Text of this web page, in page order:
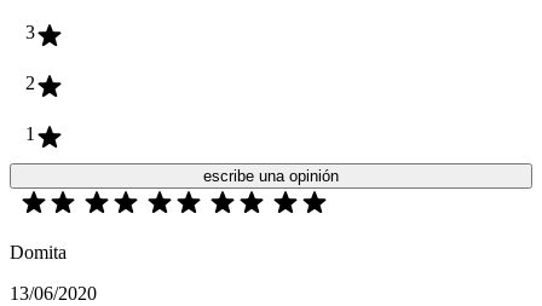
3
2
1
escribe una opinión
Domita
13/06/2020